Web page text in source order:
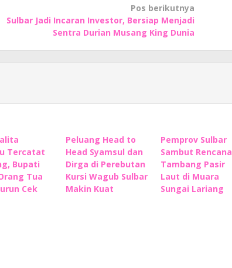
Pos berikutnya
Sulbar Jadi Incaran Investor, Bersiap Menjadi
Sentra Durian Musang King Dunia
Tercatat
Bupati
Tua
Cek
Peluang Head to
Head Syamsul dan
Dirga di Perebutan
Kursi Wagub Sulbar
Makin Kuat
Pemprov Sulbar
Sambut Rencana
Tambang Pasir
Laut di Muara
Sungai Lariang